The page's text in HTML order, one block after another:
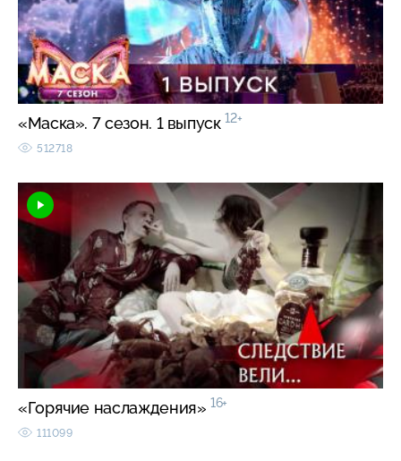
«Маска». 7 сезон. 1 выпуск 12+
512718
«Горячие наслаждения» 16+
111099